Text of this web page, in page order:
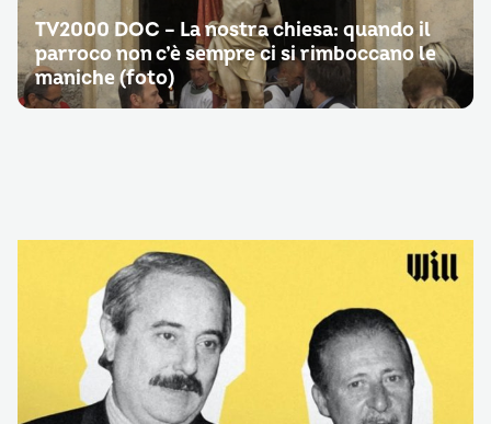
TV2000 DOC – La nostra chiesa: quando il
parroco non c’è sempre ci si rimboccano le
maniche (foto)